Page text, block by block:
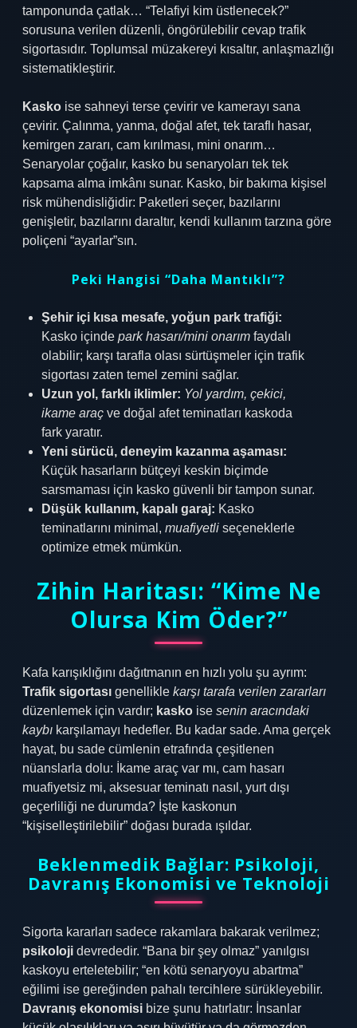
tamponunda çatlak… “Telafiyi kim üstlenecek?”
sorusuna verilen düzenli, öngörülebilir cevap trafik
sigortasıdır. Toplumsal müzakereyi kısaltır, anlaşmazlığı
sistematikleştirir.
Kasko ise sahneyi terse çevirir ve kamerayı sana
çevirir. Çalınma, yanma, doğal afet, tek taraflı hasar,
kemirgen zararı, cam kırılması, mini onarım…
Senaryolar çoğalır, kasko bu senaryoları tek tek
kapsama alma imkânı sunar. Kasko, bir bakıma kişisel
risk mühendisliğidir: Paketleri seçer, bazılarını
genişletir, bazılarını daraltır, kendi kullanım tarzına göre
poliçeni “ayarlar”sın.
Peki Hangisi “Daha Mantıklı”?
Şehir içi kısa mesafe, yoğun park trafiği:
Kasko içinde park hasarı/mini onarım faydalı
olabilir; karşı tarafla olası sürtüşmeler için trafik
sigortası zaten temel zemini sağlar.
Uzun yol, farklı iklimler: Yol yardım, çekici,
ikame araç ve doğal afet teminatları kaskoda
fark yaratır.
Yeni sürücü, deneyim kazanma aşaması:
Küçük hasarların bütçeyi keskin biçimde
sarsmaması için kasko güvenli bir tampon sunar.
Düşük kullanım, kapalı garaj: Kasko
teminatlarını minimal, muafiyetli seçeneklerle
optimize etmek mümkün.
Zihin Haritası: “Kime Ne
Olursa Kim Öder?”
Kafa karışıklığını dağıtmanın en hızlı yolu şu ayrım:
Trafik sigortası genellikle karşı tarafa verilen zararları
düzenlemek için vardır; kasko ise senin aracındaki
kaybı karşılamayı hedefler. Bu kadar sade. Ama gerçek
hayat, bu sade cümlenin etrafında çeşitlenen
nüanslarla dolu: İkame araç var mı, cam hasarı
muafiyetsiz mi, aksesuar teminatı nasıl, yurt dışı
geçerliliği ne durumda? İşte kaskonun
“kişiselleştirilebilir” doğası burada ışıldar.
Beklenmedik Bağlar: Psikoloji,
Davranış Ekonomisi ve Teknoloji
Sigorta kararları sadece rakamlara bakarak verilmez;
psikoloji devrededir. “Bana bir şey olmaz” yanılgısı
kaskoyu erteletebilir; “en kötü senaryoyu abartma”
eğilimi ise gereğinden pahalı tercihlere sürükleyebilir.
Davranış ekonomisi bize şunu hatırlatır: İnsanlar